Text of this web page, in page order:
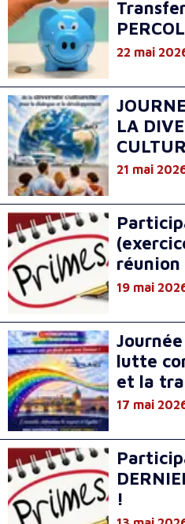
22 mai
LA
21 mai
réunion
19 mai
lutte
et la
17 mai
!